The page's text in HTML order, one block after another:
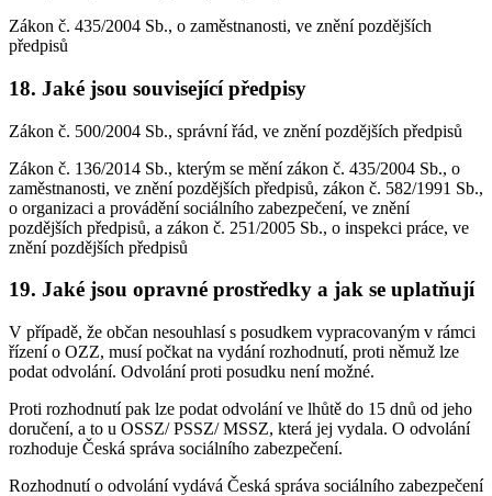
Zákon č. 435/2004 Sb., o zaměstnanosti, ve znění pozdějších
předpisů
18. Jaké jsou související předpisy
Zákon č. 500/2004 Sb., správní řád, ve znění pozdějších předpisů
Zákon č. 136/2014 Sb., kterým se mění zákon č. 435/2004 Sb., o
zaměstnanosti, ve znění pozdějších předpisů, zákon č. 582/1991 Sb.,
o organizaci a provádění sociálního zabezpečení, ve znění
pozdějších předpisů, a zákon č. 251/2005 Sb., o inspekci práce, ve
znění pozdějších předpisů
19. Jaké jsou opravné prostředky a jak se uplatňují
V případě, že občan nesouhlasí s posudkem vypracovaným v rámci
řízení o OZZ, musí počkat na vydání rozhodnutí, proti němuž lze
podat odvolání. Odvolání proti posudku není možné.
Proti rozhodnutí pak lze podat odvolání ve lhůtě do 15 dnů od jeho
doručení, a to u OSSZ/ PSSZ/ MSSZ, která jej vydala. O odvolání
rozhoduje Česká správa sociálního zabezpečení.
Rozhodnutí o odvolání vydává Česká správa sociálního zabezpečení